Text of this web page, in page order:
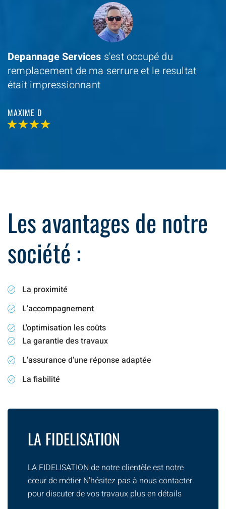
Depannage Services s'est occupé du
remplacement de ma serrure et le resultat
était impressionnant
MAXIME D
Les avantages de notre
société :
La proximité
L’accompagnement
L'optimisation les coûts
La garantie des travaux
L’assurance d’une réponse adaptée
La fiabilité
LA FIDELISATION
LA FIDELISATION de notre clientèle est notre
cœur de métier N’hésitez pas à nous contacter
pour discuter de vos travaux plus en détails